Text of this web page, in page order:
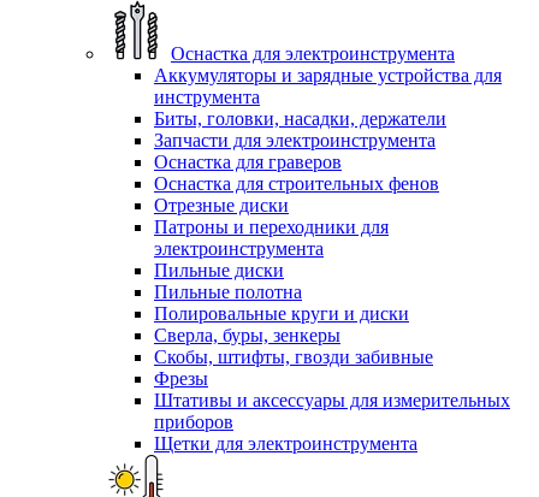
Оснастка для электроинструмента
Аккумуляторы и зарядные устройства для
инструмента
Биты, головки, насадки, держатели
Запчасти для электроинструмента
Оснастка для граверов
Оснастка для строительных фенов
Отрезные диски
Патроны и переходники для
электроинструмента
Пильные диски
Пильные полотна
Полировальные круги и диски
Сверла, буры, зенкеры
Скобы, штифты, гвозди забивные
Фрезы
Штативы и аксессуары для измерительных
приборов
Щетки для электроинструмента